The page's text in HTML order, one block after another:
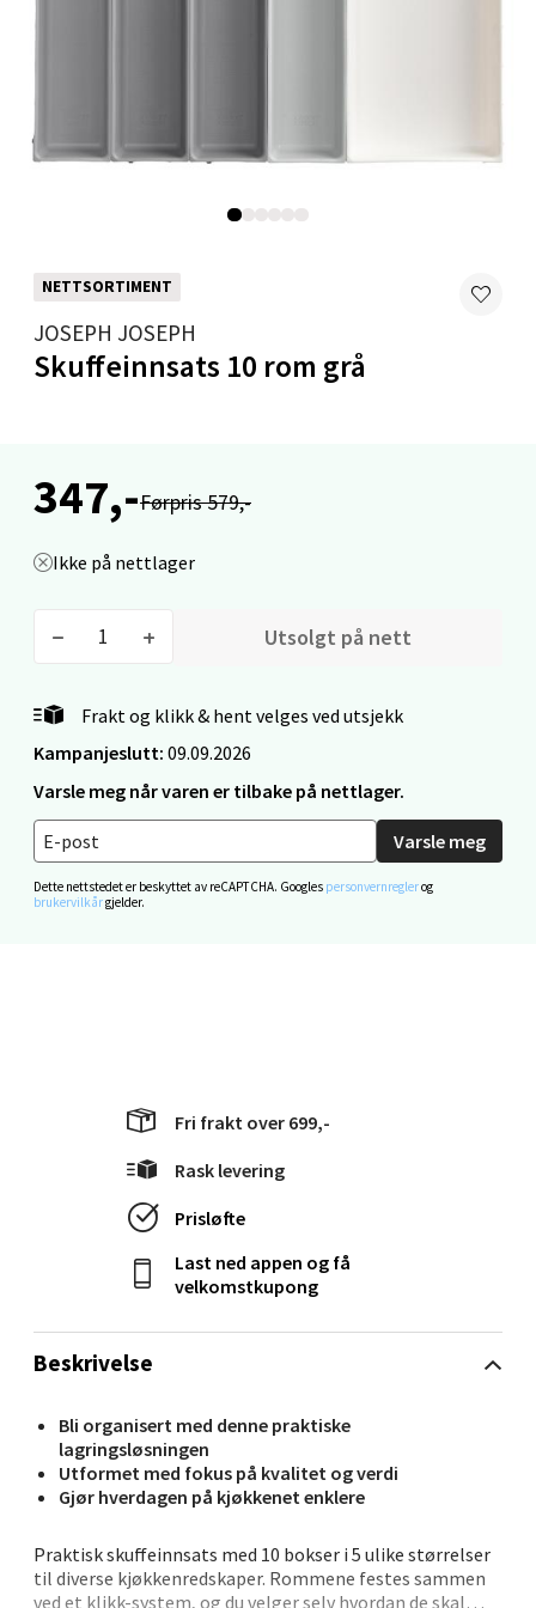
NETTSORTIMENT
JOSEPH JOSEPH
Skuffeinnsats 10 rom grå
347,-Førpris 579,-
Ikke på nettlager
Utsolgt på nett
Frakt og klikk & hent velges ved utsjekk
Kampanjeslutt: 09.09.2026
Varsle meg når varen er tilbake på nettlager.
Varsle meg
Dette nettstedet er beskyttet av reCAPTCHA. Googles personvernreglerog
brukervilkårgjelder.
Beskrivelse
Bli organisert med denne praktiske
lagringsløsningen
Utformet med fokus på kvalitet og verdi
Gjør hverdagen på kjøkkenet enklere
Praktisk skuffeinnsats med 10 bokser i 5 ulike størrelser
til diverse kjøkkenredskaper. Rommene festes sammen
ved et klikk-system, og du velger selv hvordan de skal
Fri frakt over 699,-
Rask levering
Prisløfte
Last ned appen og få
velkomstkupong
0 i butikk
Levanger - Magneten
Mandal - Alti Mandal
Åpent i dag 10-20
0 i butikk
Velg
Ålesund - Thon Senter Moa
Åpent i dag 10-20
Molde - Moldetorget